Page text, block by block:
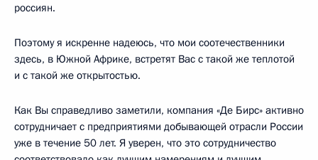
россиян.
Поэтому я искренне надеюсь, что мои соотечественники
здесь, в Южной Африке, встретят Вас с такой же теплотой
и с такой же открытостью.
Как Вы справедливо заметили, компания «Де Бирс» активно
сотрудничает с предприятиями добывающей отрасли России
уже в течение 50 лет. Я уверен, что это сотрудничество